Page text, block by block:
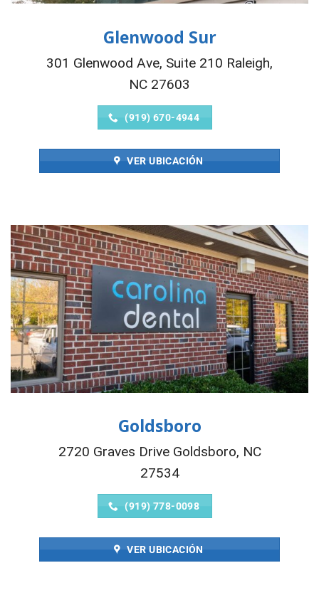
Glenwood Sur
301 Glenwood Ave, Suite 210 Raleigh,
NC 27603
(919) 670-4944
VER UBICACIÓN
Goldsboro
2720 Graves Drive Goldsboro, NC
27534
(919) 778-0098
VER UBICACIÓN